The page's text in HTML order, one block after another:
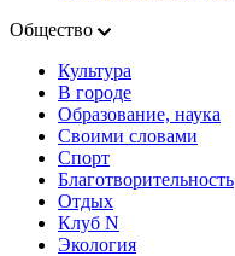
Общество
Культура
В городе
Образование, наука
Своими словами
Спорт
Благотворительность
Отдых
Клуб N
Экология